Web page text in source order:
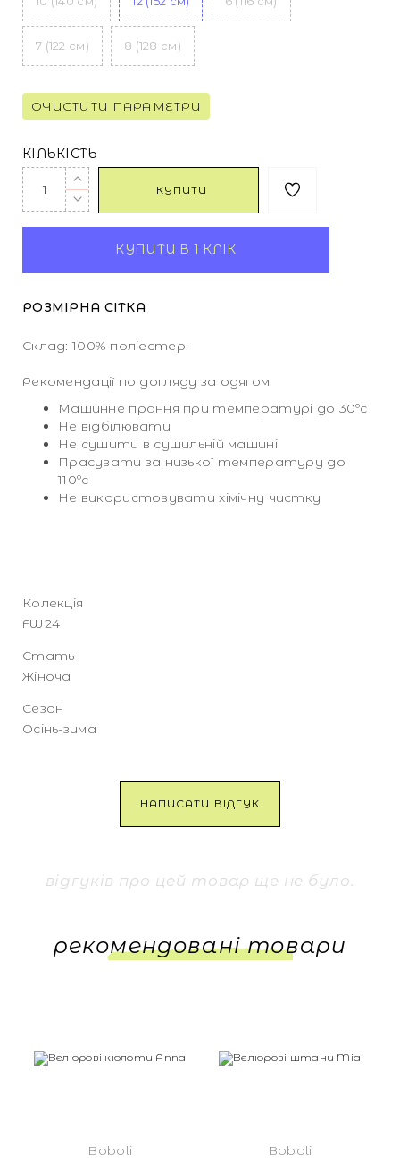
7 (122 см) 8 (128 см)
ОЧИСТИТИ ПАРАМЕТРИ
КІЛЬКІСТЬ
КУПИТИ
КУПИТИ В 1 КЛІК
РОЗМІРНА СІТКА
Склад: 100% поліестер.
Рекомендації по догляду за одягом:
Машинне прання при температурі до 30ºc
Не відбілювати
Не сушити в сушильній машині
Прасувати за низької температуру до
110ºc
Не використовувати хімічну чистку
Колекція
FW24
Стать
Жіноча
Сезон
Осінь-зима
НАПИСАТИ ВІДГУК
відгуків про цей товар ще не було.
рекомендовані товари
Boboli Boboli